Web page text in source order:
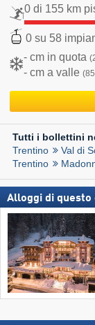
0 di 155 km
0 su 58
- cm in quota
- cm a valle
Tutti i bollettini
Trentino
Val di
Trentino
Alloggi di questo